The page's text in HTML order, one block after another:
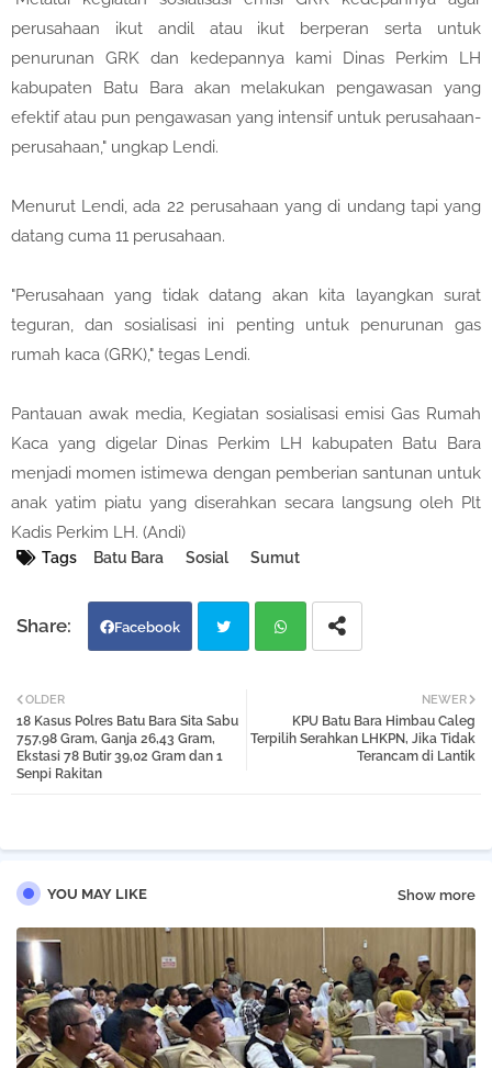
perusahaan ikut andil atau ikut berperan serta untuk
penurunan GRK dan kedepannya kami Dinas Perkim LH
kabupaten Batu Bara akan melakukan pengawasan yang
efektif atau pun pengawasan yang intensif untuk perusahaan-
perusahaan," ungkap Lendi.
Menurut Lendi, ada 22 perusahaan yang di undang tapi yang
datang cuma 11 perusahaan.
"Perusahaan yang tidak datang akan kita layangkan surat
teguran, dan sosialisasi ini penting untuk penurunan gas
rumah kaca (GRK)," tegas Lendi.
Pantauan awak media, Kegiatan sosialisasi emisi Gas Rumah
Kaca yang digelar Dinas Perkim LH kabupaten Batu Bara
menjadi momen istimewa dengan pemberian santunan untuk
anak yatim piatu yang diserahkan secara langsung oleh Plt
Kadis Perkim LH. (Andi)
Tags Batu Bara Sosial Sumut
Facebook
tter atsa
NEWER
KPU Batu Bara Himbau Caleg
Terpilih Serahkan LHKPN, Jika Tidak
Terancam di Lantik
OLDER
18 Kasus Polres Batu Bara Sita Sabu
757,98 Gram, Ganja 26,43 Gram,
Ekstasi 78 Butir 39,02 Gram dan 1
Senpi Rakitan
YOU MAY LIKE Show more